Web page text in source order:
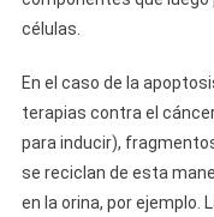
células.
En el caso de la
terapias contra el
para inducir),
se reciclan de esta
en la orina, por ejemplo.